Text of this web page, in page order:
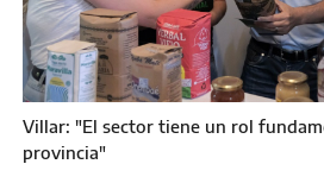
Villar: "El sector tiene un rol
provincia"